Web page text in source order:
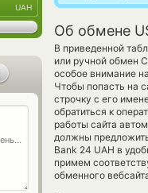
Об обмене
В приведенной
или ручной обмен
особое внимание
Чтобы попасть на
строчку с его
обратиться к
работы сайта
должны
Bank 24 UAH в
примем
обменного
UAH